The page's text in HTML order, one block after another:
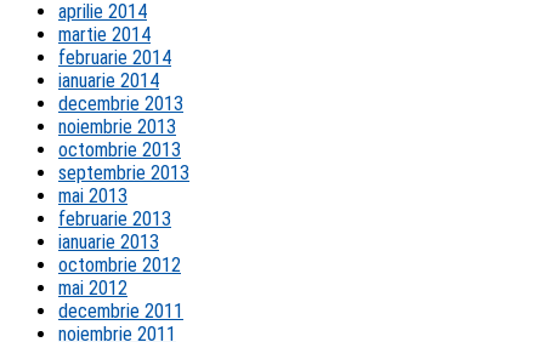
aprilie 2014
martie 2014
februarie 2014
ianuarie 2014
decembrie 2013
noiembrie 2013
octombrie 2013
septembrie 2013
mai 2013
februarie 2013
ianuarie 2013
octombrie 2012
mai 2012
decembrie 2011
noiembrie 2011